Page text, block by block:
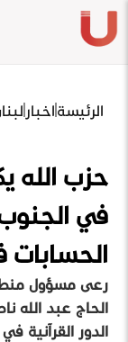
الرئيسةاخبار
حزب الله
في
رعى مسؤول
الحاج عبد الله
الدور القرآنية